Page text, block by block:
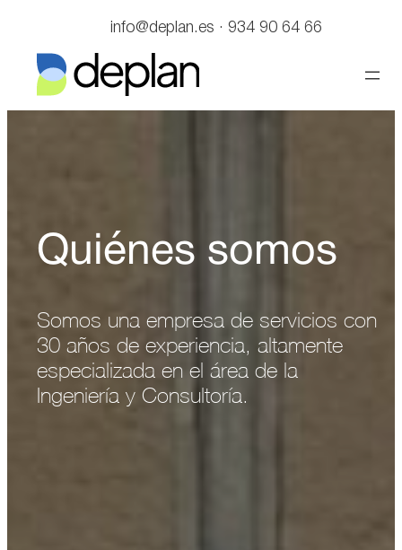
contenido
info@deplan.es · 934 90 64 66
Quiénes somos
Somos una empresa de servicios con
30 años de experiencia, altamente
especializada en el área de la
Ingeniería y Consultoría.